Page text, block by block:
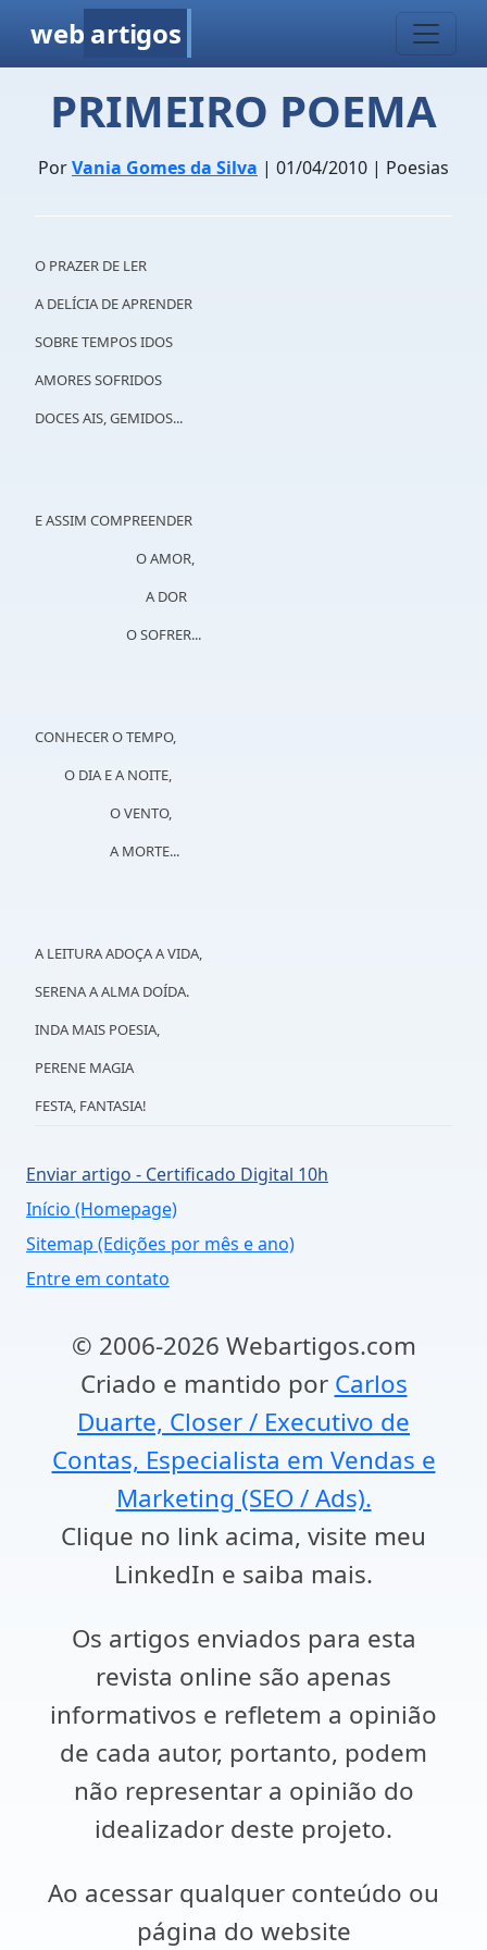
web artigos
PRIMEIRO POEMA
PorVania Gomes da Silva | 01/04/2010 | Poesias
O PRAZER DE LER
A DELÍCIA DE APRENDER
SOBRE TEMPOS IDOS
AMORES SOFRIDOS
DOCES AIS, GEMIDOS...
E ASSIM COMPREENDER
O AMOR,
A DOR
O SOFRER...
CONHECER O TEMPO,
O DIA E A NOITE,
O VENTO,
A MORTE...
A LEITURA ADOÇA A VIDA,
SERENA A ALMA DOÍDA.
INDA MAIS POESIA,
PERENE MAGIA
FESTA, FANTASIA!
Enviar artigo - Certificado Digital 10h
Início (Homepage)
Sitemap (Edições por mês e ano)
Entre em contato
© 2006-2026 Webartigos.com
Criado e mantido por Carlos
Duarte, Closer / Executivo de
Contas, Especialista em Vendas e
Marketing (SEO / Ads).
Clique no link acima, visite meu
LinkedIn e saiba mais.
Os artigos enviados para esta
revista online são apenas
informativos e refletem a opinião
de cada autor, portanto, podem
não representar a opinião do
idealizador deste projeto.
Ao acessar qualquer conteúdo ou
página do website